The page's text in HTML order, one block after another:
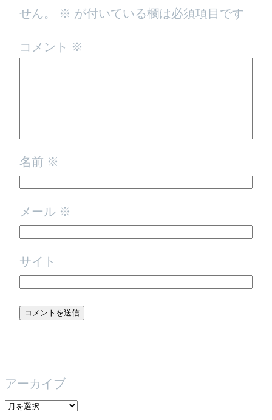
せん。
※ が付いている欄は必須項目です
コメント ※
名前 ※
メール ※
サイト
アーカイブ